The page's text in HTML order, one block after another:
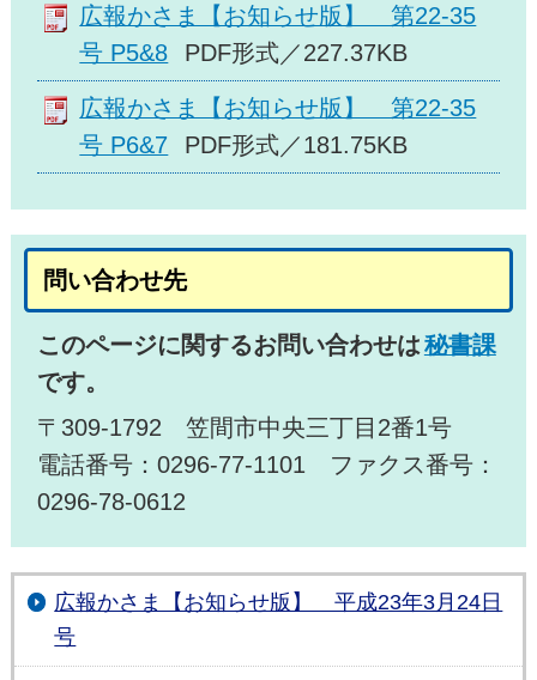
広報かさま【お知らせ版】 第22-35
号 P5&8
PDF形式／227.37KB
広報かさま【お知らせ版】 第22-35
号 P6&7
PDF形式／181.75KB
問い合わせ先
このページに関するお問い合わせは秘書課
です。
〒309-1792 笠間市中央三丁目2番1号
電話番号：0296-77-1101 ファクス番号：
0296-78-0612
広報かさま【お知らせ版】 平成23年3月24日
号